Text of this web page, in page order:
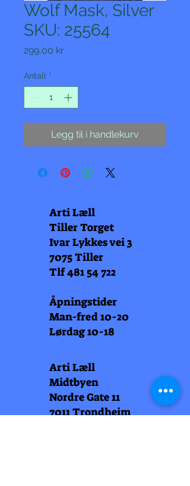
Wolf Mask, Silver
SKU: 25564
299,00 krPris
Antall *
Legg til i handlekurv
Arti Læll
Tiller Torget
Ivar Lykkes vei 3
7075 Tiller
Tlf481 54 722
Åpningstider
Man-fred 10-20
Lørdag 10-18
Arti Læll
Midtbyen
Nordre Gate 11
7011 Trondheim